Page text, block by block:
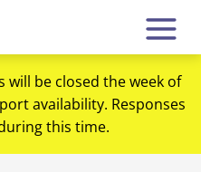
will be closed the week of
availability. Responses
this time.